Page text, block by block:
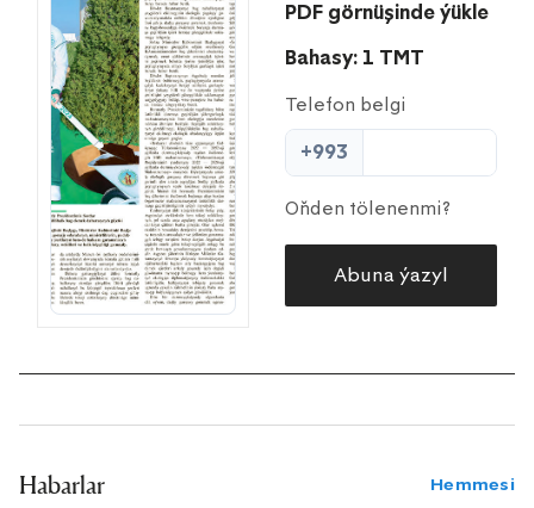
PDF görnüşinde ýükle
Bahasy: 1 TMT
Telefon belgi
+993
Oňden tölenenmi?
Abuna ýazyl
Habarlar Hemmesi